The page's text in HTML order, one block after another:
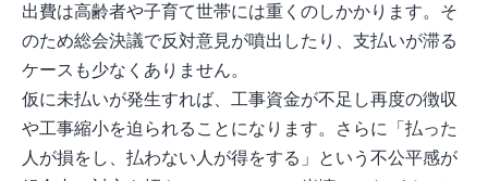
出費は高齢者や子育て世帯には重くのしかかります。そ
のため総会決議で反対意見が噴出したり、支払いが滞る
ケースも少なくありません。
仮に未払いが発生すれば、工事資金が不足し再度の徴収
や工事縮小を迫られることになります。さらに「払った
人が損をし、払わない人が得をする」という不公平感が